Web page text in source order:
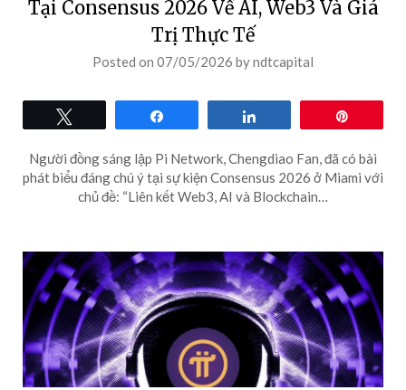
Tại Consensus 2026 Về AI, Web3 Và Giá
Trị Thực Tế
Posted on 07/05/2026 byndtcapital
Người đồng sáng lập Pi Network, Chengdiao Fan, đã có bài
phát biểu đáng chú ý tại sự kiện Consensus 2026 ở Miami với
chủ đề: “Liên kết Web3, AI và Blockchain…